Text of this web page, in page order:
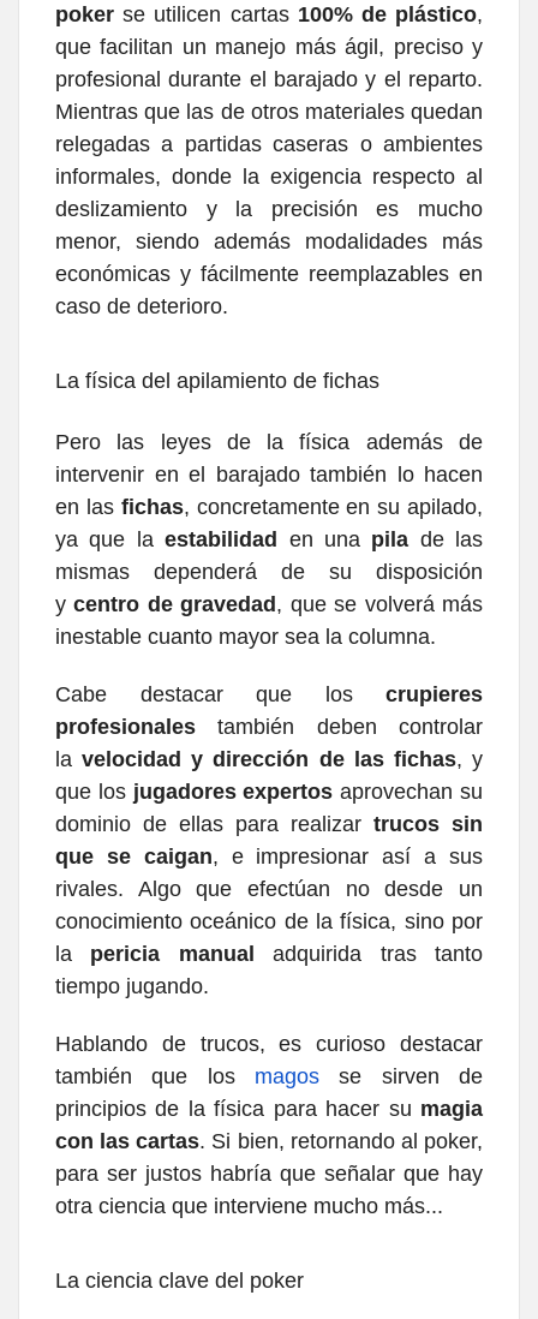
poker se utilicen cartas 100% de plástico,
que facilitan un manejo más ágil, preciso y
profesional durante el barajado y el reparto.
Mientras que las de otros materiales quedan
relegadas a partidas caseras o ambientes
informales, donde la exigencia respecto al
deslizamiento y la precisión es mucho
menor, siendo además modalidades más
económicas y fácilmente reemplazables en
caso de deterioro.
La física del apilamiento de fichas
Pero las leyes de la física además de
intervenir en el barajado también lo hacen
en las fichas, concretamente en su apilado,
ya que la estabilidad en una pila de las
mismas dependerá de su disposición
y centro de gravedad, que se volverá más
inestable cuanto mayor sea la columna.
Cabe destacar que los crupieres
profesionales también deben controlar
lavelocidad y dirección de las fichas, y
que los jugadores expertos aprovechan su
dominio de ellas para realizar trucos sin
que se caigan, e impresionar así a sus
rivales. Algo que efectúan no desde un
conocimiento oceánico de la física, sino por
la pericia manual adquirida tras tanto
tiempo jugando.
Hablando de trucos, es curioso destacar
también que los magos se sirven de
principios de la física para hacer su magia
con las cartas. Si bien, retornando al poker,
para ser justos habría que señalar que hay
otra ciencia que interviene mucho más...
La ciencia clave del poker